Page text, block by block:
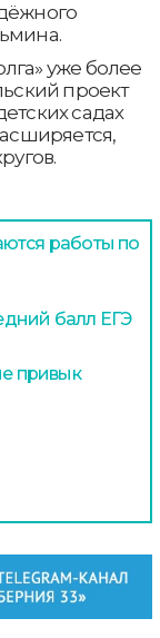
уже более
проект
садах
работы по
балл ЕГЭ
привык